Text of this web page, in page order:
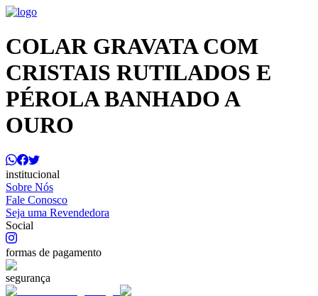
COLAR GRAVATA COM
CRISTAIS RUTILADOS E
PÉROLA BANHADO A
OURO
institucional
Sobre Nós
Fale Conosco
Seja uma Revendedora
Social
formas de pagamento
segurança